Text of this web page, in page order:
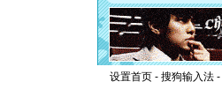
设置首页 - 搜狗输入法 -